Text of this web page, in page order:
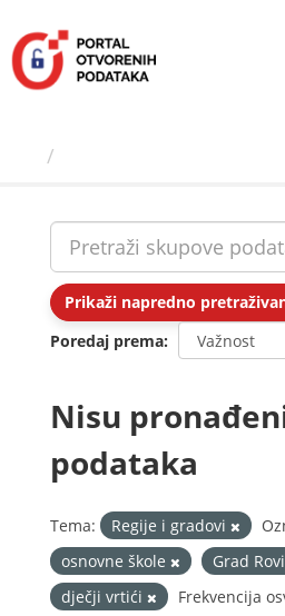
sadržaj
Prikaži napredno
Poredaj prema
Nisu
podataka
Tema: Regije i gradovi
osnovne škole
Grad
dječji vrtići
Frekvencija